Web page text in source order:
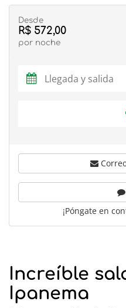
Increíble
Ipanema
Desde
R$ 572,00
por noche
¡Póngate en